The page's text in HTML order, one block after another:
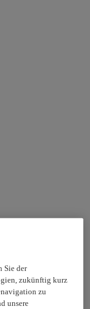
Sie der
zukünftig kurz
zu
unsere